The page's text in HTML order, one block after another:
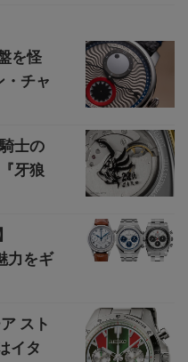
を怪
・チャ
士の
牙狼
力をギ
スト
イタ